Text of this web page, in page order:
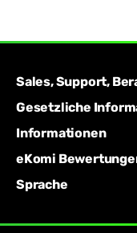
Sales, Support,
Gesetzliche
Informationen
eKomi
Sprache